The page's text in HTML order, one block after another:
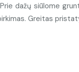
dažų siūlome
Greitas